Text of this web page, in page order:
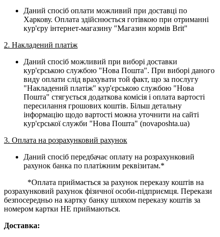
Даний спосіб оплати можливий при доставці по
Харкову. Оплата здійснюється готівкою при отриманні
кур'єру інтернет-магазину "Магазин кормів Brit"
2. Накладений платіж
Даний спосіб можливий при виборі доставки
кур'єрською службою "Нова Пошта". При виборі даного
виду оплати слід врахувати той факт, що за послугу
"Накладений платіж" кур'єрською службою "Нова
Пошта" стягується додаткова комісія і оплата вартості
пересилання грошових коштів. Більш детальну
інформацію щодо вартості можна уточнити на сайті
кур'єрської служби "Нова Пошта" (novaposhta.ua)
3. Оплата на розрахунковий рахунок
Даний спосіб передбачає оплату на розрахунковий
рахунок банка по платіжним реквізитам.*
*Оплата приймається за рахунок переказу коштів на
розрахунковий рахунок фізичної особи-підприємця. Перекази
безпосередньо на картку банку шляхом переказу коштів за
номером картки НЕ приймаються.
Доставка: